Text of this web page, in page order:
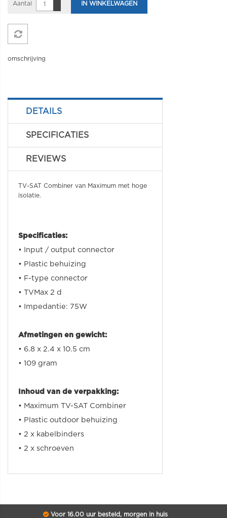
Aantal IN WINKELWAGEN
omschrijving
DETAILS
SPECIFICATIES
REVIEWS
TV-SAT Combiner van Maximum met hoge
isolatie.
Specificaties:
•
Input / output connector
• Plastic behuizing
• F-type connector
• TVMax 2 d
•
Impedantie: 75W
Afmetingen en gewicht:
• 6.8 x 2.4 x 10.5 cm
• 109 gram
Inhoud van de verpakking:
• Maximum TV-SAT Combiner
• Plastic outdoor behuizing
• 2 x kabelbinders
• 2 x schroeven
Voor 16.00 uur besteld, morgen in huis